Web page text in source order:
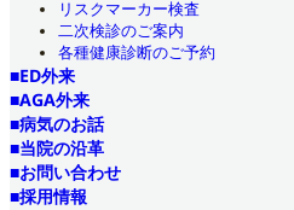
リスクマーカー検査
二次検診のご案内
各種健康診断のご予約
■ED外来
■AGA外来
■病気のお話
■当院の沿革
■お問い合わせ
■採用情報